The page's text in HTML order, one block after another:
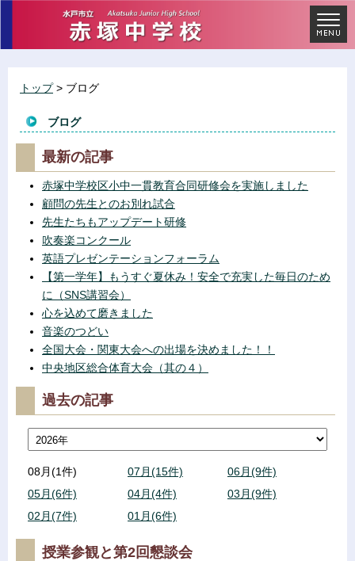
トップ> ブログ
ブログ
最新の記事
赤塚中学校区小中一貫教育合同研修会を実施しました
顧問の先生とのお別れ試合
先生たちもアップデート研修
吹奏楽コンクール
英語プレゼンテーションフォーラム
【第一学年】もうすぐ夏休み！安全で充実した毎日のため
に（SNS講習会）
心を込めて磨きました
音楽のつどい
全国大会・関東大会への出場を決めました！！
中央地区総合体育大会（其の４）
過去の記事
08月(1件) 07月(15件)
06月(9件)
05月(6件)
04月(4件)
03月(9件)
02月(7件)
01月(6件)
授業参観と第2回懇談会